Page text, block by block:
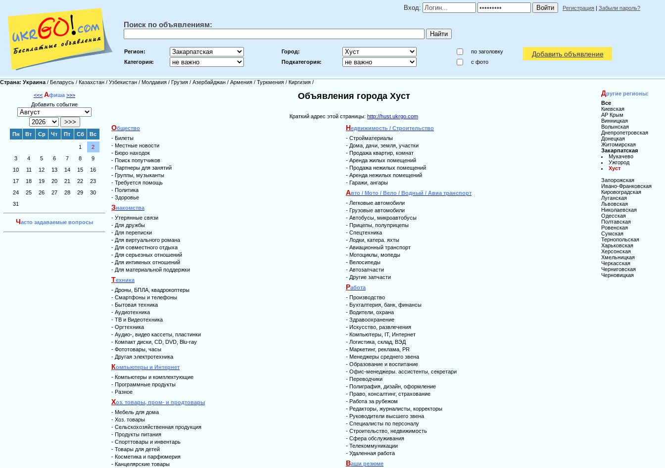
Вход: Регистрация | Забыли пароль?
Поиск по объявлениям:
Регион: Город:
по заголовку
Категория:
Подкатегория: c фото
Добавить объявление
Страна: Украина / Беларусь / Казахстан / Узбекистан / Молдавия / Грузия / Азербайджан / Армения / Туркмения / Киргизия /
<<< Афиша >>>
Добавить событие
Пн Вт Ср Чт Пт Сб Вс
1
2
3
4 5 6 7 8
9
10
11 12 13 14 15
16
17
18 19 20 21 22
23
24
25 26 27 28 29
30
31
Часто задаваемые вопросы
Объявления города Хуст
Краткий адрес этой страницы: http://hust.ukrgo.com
Общество
- Билеты
- Местные новости
- Бюро находок
- Поиск попутчиков
- Партнеры для занятий
- Группы, музыканты
- Требуется помощь
- Политика
- Здоровье
Знакомства
- Утерянные связи
- Для дружбы
- Для переписки
- Для виртуального романа
- Для совместного отдыха
- Для серьезных отношений
- Для интимных отношений
- Для материальной поддержки
Техника
- Дроны, БПЛА, квадрокоптеры
- Смартфоны и телефоны
- Бытовая техника
- Аудиотехника
- ТВ и Видеотехника
- Оргтехника
- Аудио-, видео кассеты, пластинки
- Компакт диски, CD, DVD, Blu-ray
- Фототовары, часы
- Другая электротехника
Компьютеры и Интернет
- Компьютеры и комплектующие
- Программные продукты
- Разное
Хоз. товары, пром- и продтовары
- Мебель для дома
- Хоз. товары
- Сельскохозяйственная продукция
- Продукты питания
- Спорттовары и инвентарь
- Товары для детей
- Косметика и парфюмерия
- Канцелярские товары
Недвижимость / Строительство
- Стройматериалы
- Дома, дачи, земля, участки
- Продажа квартир, комнат
- Аренда жилых помещений
- Продажа нежилых помещений
- Аренда нежилых помещений
- Гаражи, ангары
Авто / Мото / Вело / Водный / Авиа транспорт
- Легковые автомобили
- Грузовые автомобили
- Автобусы, микроавтобусы
- Прицепы, полуприцепы
- Спецтехника
- Лодки, катера. яхты
- Авиационный транспорт
- Мотоциклы, мопеды
- Велосипеды
- Автозапчасти
- Другие запчасти
Работа
- Производство
- Бухгалтерия, банк, финансы
- Водители, охрана
- Здравоохранение
- Искусство, развлечения
- Компьютеры, IT, Интернет
- Логистика, склад, ВЭД
- Маркетинг, реклама, PR
- Менеджеры среднего звена
- Образование и воспитание
- Офис-менеджеры. ассистенты, секретари
- Переводчики
- Полиграфия, дизайн, оформление
- Право, консалтинг, страхование
- Работа за рубежом
- Редакторы, журналисты, корректоры
- Руководители высшего звена
- Специалисты по персоналу
- Строительство, недвижимость
- Сфера обслуживания
- Телекоммуникации
- Удаленная работа
Ваши резюме
Другие регионы:
Все
Киевская
АР Крым
Винницкая
Волынская
Днепропетровская
Донецкая
Житомирская
Закарпатская
Мукачево
Ужгород
Хуст
Запорожская
Ивано-Франковская
Кировоградская
Луганская
Львовская
Николаевская
Одесская
Полтавская
Ровенская
Сумская
Тернопольская
Харьковская
Херсонская
Хмельницкая
Черкасская
Черниговская
Черновицкая